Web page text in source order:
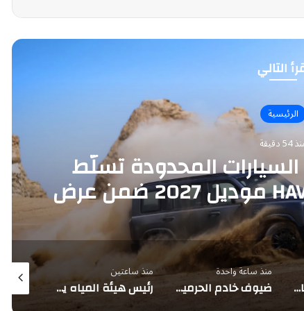
التالي
الرئيسية
دقيقة
المحدودة تسلّط
الضوء على سيارة HAVAL V7 موديل 2027 ضمن عرض
الثلاثة
2.5 مليون م³ يوميًا.. 4 مشروعات للمياه المحلاة بالجبيل ورأس الخير
منذ ساعة واحدة
ضيوف خادم الحرمين يزورون معالم المدينة
منذ ساعتين
رئيس هيئة المياه يتفقد 4 مشروعات تحلية بطاقة 2.5 مليون متر مكعب يومياً
منذ ساعتين